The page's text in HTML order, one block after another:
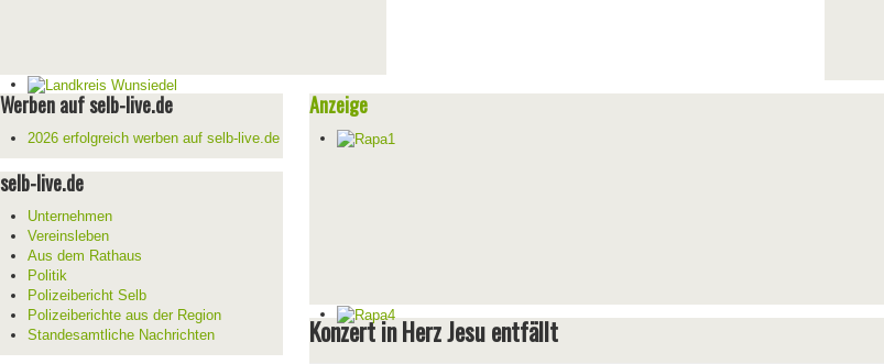
Werben auf selb-live.de
2026 erfolgreich werben auf selb-live.de
selb-live.de
Unternehmen
Vereinsleben
Aus dem Rathaus
Politik
Polizeibericht Selb
Polizeiberichte aus der Region
Standesamtliche Nachrichten
Anzeige
Konzert in Herz Jesu entfällt